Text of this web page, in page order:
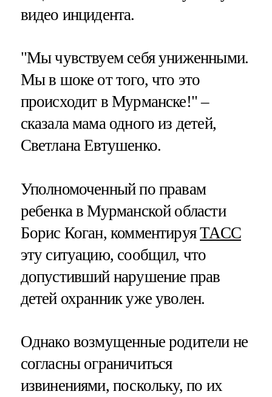
видео инцидента.
"Мы чувствуем себя униженными.
Мы в шоке от того, что это
происходит в Мурманске!" –
сказала мама одного из детей,
Светлана Евтушенко.
Уполномоченный по правам
ребенка в Мурманской области
Борис Коган, комментируяТАСС
эту ситуацию, сообщил, что
допустивший нарушение прав
детей охранник уже уволен.
Однако возмущенные родители не
согласны ограничиться
извинениями, поскольку, по их